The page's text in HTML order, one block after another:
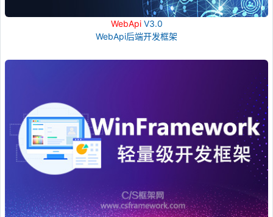
WebApiV3.0
WebApi后端开发框架